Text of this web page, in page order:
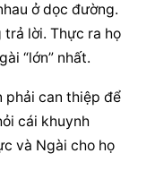
ở dọc đường.
trả lời. Thực ra họ
“lớn” nhất.
phải can thiệp để
cái khuynh
và Ngài cho họ